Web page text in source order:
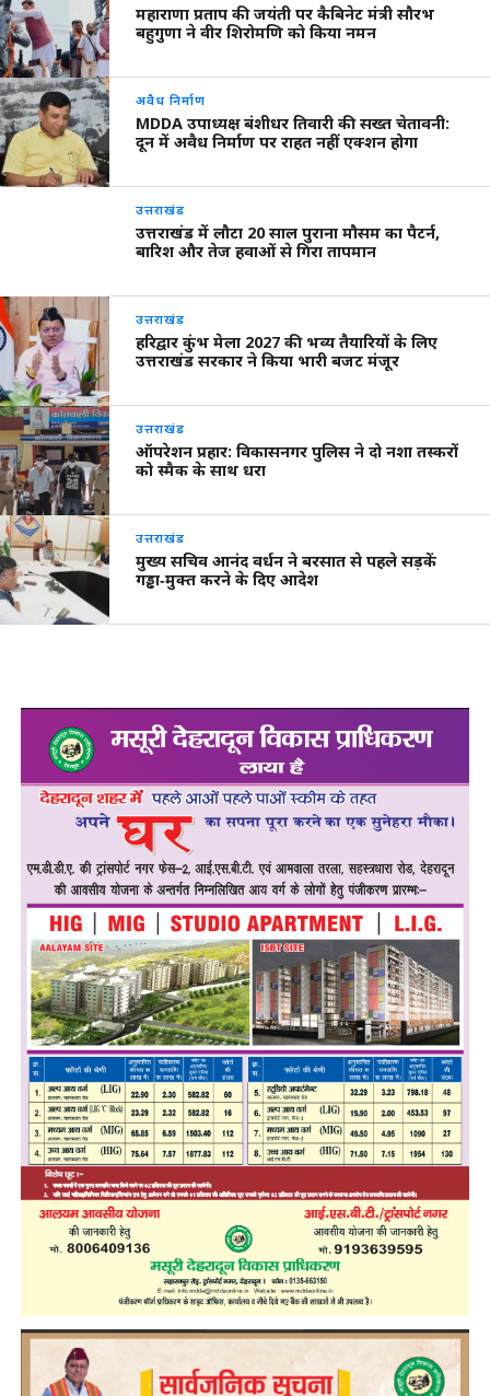
महाराणा प्रताप की जयंती पर कैबिनेट मंत्री सौरभ
बहुगुणा ने वीर शिरोमणि को किया नमन
अवैध निर्माण
MDDA उपाध्यक्ष बंशीधर तिवारी की सख्त चेतावनी:
दून में अवैध निर्माण पर राहत नहीं एक्शन होगा
उत्तराखंड
उत्तराखंड में लौटा 20 साल पुराना मौसम का पैटर्न,
बारिश और तेज हवाओं से गिरा तापमान
उत्तराखंड
हरिद्वार कुंभ मेला 2027 की भव्य तैयारियों के लिए
उत्तराखंड सरकार ने किया भारी बजट मंजूर
उत्तराखंड
ऑपरेशन प्रहार: विकासनगर पुलिस ने दो नशा तस्करों
को स्मैक के साथ धरा
उत्तराखंड
मुख्य सचिव आनंद वर्धन ने बरसात से पहले सड़कें
गड्ढा‑मुक्त करने के दिए आदेश